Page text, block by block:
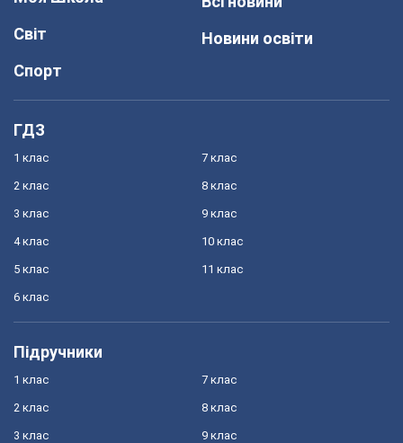
Світ
Спорт
Новини освіти
ГДЗ
1 клас
2 клас
3 клас
4 клас
5 клас
6 клас
7 клас
8 клас
9 клас
10 клас
11 клас
Підручники
1 клас
2 клас
3 клас
7 клас
8 клас
9 клас